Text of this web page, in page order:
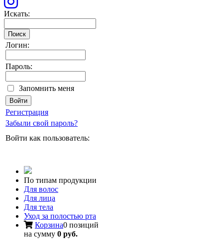
Искать:
Поиск
Логин:
Пароль:
Запомнить меня
Регистрация
Забыли свой пароль?
Войти как пользователь:
По типам продукции
Для волос
Для лица
Для тела
Уход за полостью рта
Корзина0 позиций
на сумму 0 руб.